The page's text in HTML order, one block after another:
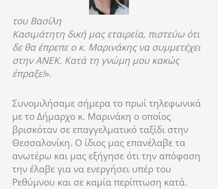
του Βασίλη
Κασιμάτητη δική μας εταιρεία, πιστεύω ότι
δε θα έπρεπε ο κ. Μαρινάκης να συμμετέχει
στην ΑΝΕΚ. Κατά τη γνώμη μου κακώς
έπραξε!».
Συνομιλήσαμε σήμερα το πρωί τηλεφωνικά
με το Δήμαρχο κ. Μαρινάκη ο οποίος
βρισκόταν σε επαγγελματικό ταξίδι στην
Θεσσαλονίκη. Ο ίδιος μας επανέλαβε τα
ανωτέρω και μας εξήγησε ότι την απόφαση
την έλαβε για να ενεργήσει υπέρ του
Ρεθύμνου και σε καμία περίπτωση κατά.